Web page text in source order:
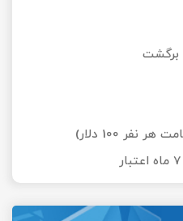
برگشت
نفر 100 دلار)